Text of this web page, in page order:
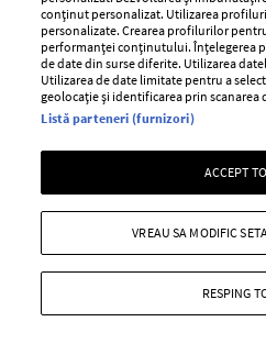
Intră în culisele noii colecții
conținut personalizat. Utilizarea
personalizate. Crearea profilurilor
performanței conținutului. Înțelegerea
de date din surse diferite. Utilizarea
Utilizarea de date limitate pentru a
geolocație și identificarea prin
Listă parteneri (furnizori)
ACCEPT
RESPING
VREAU SA MODIFIC